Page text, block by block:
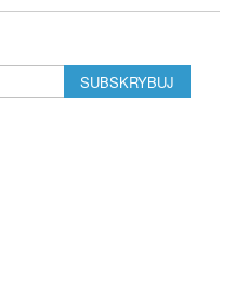
SUBSKRYBUJ